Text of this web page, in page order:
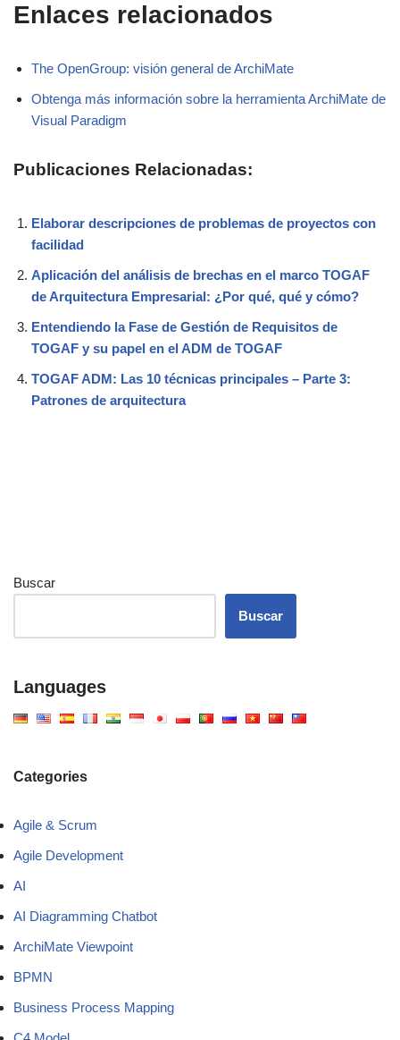
Enlaces relacionados
The OpenGroup: visión general de ArchiMate
Obtenga más información sobre la herramienta ArchiMate de
Visual Paradigm
Publicaciones Relacionadas:
Elaborar descripciones de problemas de proyectos con
facilidad
Aplicación del análisis de brechas en el marco TOGAF
de Arquitectura Empresarial: ¿Por qué, qué y cómo?
Entendiendo la Fase de Gestión de Requisitos de
TOGAF y su papel en el ADM de TOGAF
TOGAF ADM: Las 10 técnicas principales – Parte 3:
Patrones de arquitectura
Buscar
Buscar
Languages
Categories
Agile & Scrum
Agile Development
AI
AI Diagramming Chatbot
ArchiMate Viewpoint
BPMN
Business Process Mapping